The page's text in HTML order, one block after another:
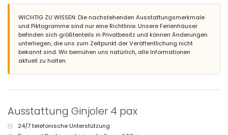
Grill
Sitzbereich im Freien und Essbereich im Freien
Weitere Informationen
Nächster Ort: Xàbia (innerhalb von 4 Kilometern von der Villa)
Nächstes Ufer oder Küste: Mediterráneo, Xàbia (innerhalb von 4
Kilometern von der Villa)
Villa)
Villa)
Nächster Flughafen: Alicante (innerhalb von 100 Kilometern von der
Villa)
WICHTIG ZU WISSEN: Die nachstehenden Ausstattungsmerkmale
und Piktogramme sind nur eine Richtlinie. Unsere Ferienhäuser
befinden sich größtenteils in Privatbesitz und können Änderungen
unterliegen, die uns zum Zeitpunkt der Veröffentlichung nicht
bekannt sind. Wir bemühen uns natürlich, alle Informationen
aktuell zu halten.
Ausstattung Ginjoler 4 pax
24/7 telefonische Unterstützung